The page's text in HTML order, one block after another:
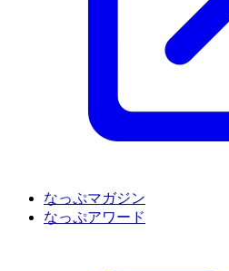
なっぷマガジン
なっぷアワード